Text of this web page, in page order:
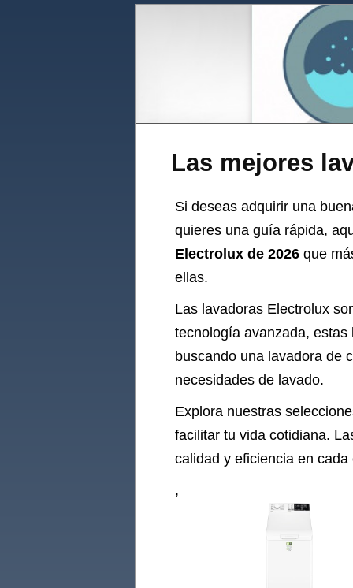
Las mejores
Si deseas adquirir una
quieres una guía rápida,
Electrolux de 2026 que
ellas.
Las lavadoras Electrolux
tecnología avanzada,
buscando una lavadora de
necesidades de lavado.
Explora nuestras
facilitar tu vida cotidiana.
calidad y eficiencia en
,